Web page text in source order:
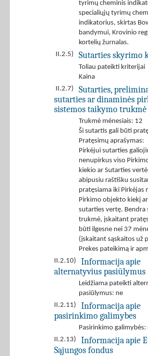
tyrimų cheminis
specialiųjų tyrimų
indikatorius, skirtas
bandymui, Krovinio
kortelių žurnalas.
II.2.5)
Sutarties skyrimo
Toliau pateikti kriterijai
Kaina
II.2.7)
Sutarties,
sutarties ar dinaminės
sistemos taikymo trukmė
Trukmė mėnesiais: 12
Ši sutartis gali būti
Pratęsimų aprašymas:
Pirkėjui sutarties
nenupirkus viso
kiekio ar Sutarties
abipusiu raštišku
pratęsiama iki Pirkėjas
Pirkimo objekto kiekį
sutarties vertę. Bendra
trukmė, įskaitant
būti ilgesne nei 37
(įskaitant sąskaitos už
Prekes pateikimą ir
II.2.10)
Informacija apie
alternatyvius pasiūlymus
Leidžiama pateikti
pasiūlymus: ne
II.2.11)
Informacija apie
pasirinkimo galimybes
Pasirinkimo galimybės:
II.2.13)
Informacija apie
Sąjungos fondus